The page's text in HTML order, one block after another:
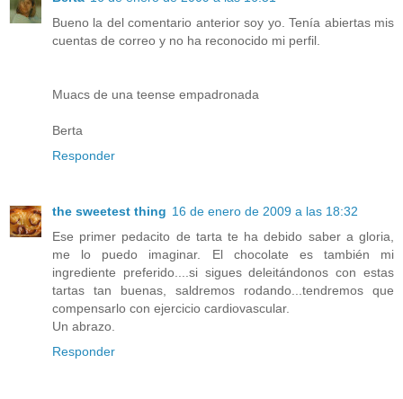
Bueno la del comentario anterior soy yo. Tenía abiertas mis
cuentas de correo y no ha reconocido mi perfil.
Muacs de una teense empadronada
Berta
Responder
the sweetest thing 16 de enero de 2009 a las 18:32
Ese primer pedacito de tarta te ha debido saber a gloria,
me lo puedo imaginar. El chocolate es también mi
ingrediente preferido....si sigues deleitándonos con estas
tartas tan buenas, saldremos rodando...tendremos que
compensarlo con ejercicio cardiovascular.
Un abrazo.
Responder